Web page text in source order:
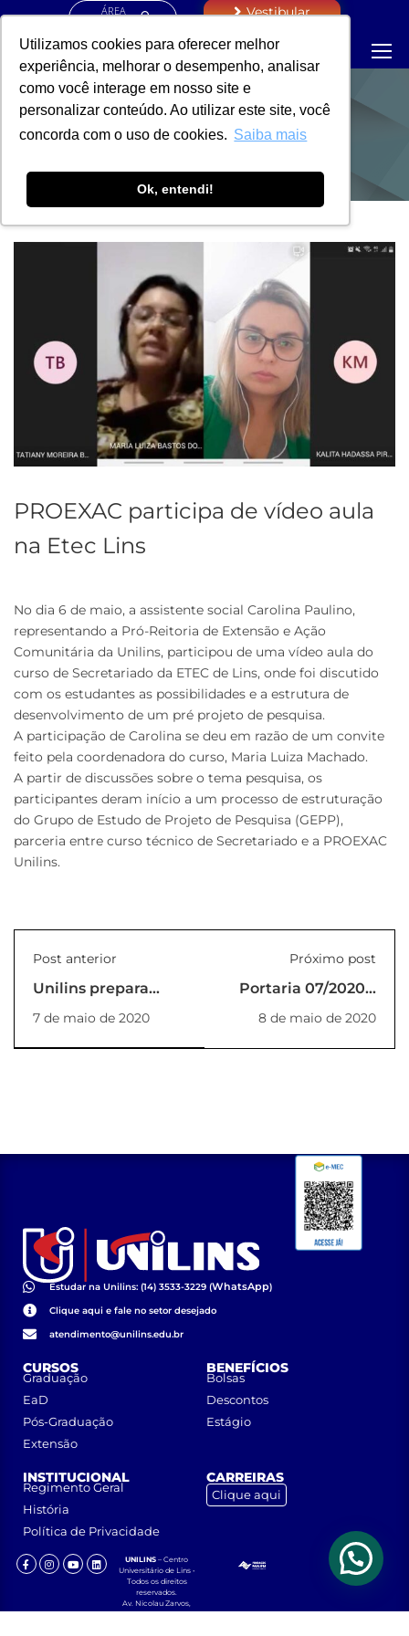
Utilizamos cookies para oferecer melhor
experiência, melhorar o desempenho, analisar
como você interage em nosso site e
personalizar conteúdo. Ao utilizar este site, você
concorda com o uso de cookies. Saiba mais
Ok, entendi!
ÁREA
Vestibular
NOTÍCIAS
PROEXAC participa de vídeo aula
na Etec Lins
No dia 6 de maio, a assistente social Carolina Paulino,
representando a Pró-Reitoria de Extensão e Ação
Comunitária da Unilins, participou de uma vídeo aula do
curso de Secretariado da ETEC de Lins, onde foi discutido
com os estudantes as possibilidades e a estrutura de
desenvolvimento de um pré projeto de pesquisa.
A participação de Carolina se deu em razão de um convite
feito pela coordenadora do curso, Maria Luiza Machado.
A partir de discussões sobre o tema pesquisa, os
participantes deram início a um processo de estruturação
do Grupo de Estudo de Projeto de Pesquisa (GEPP),
parceria entre curso técnico de Secretariado e a PROEXAC
Unilins.
Post anterior
Unilins prepara
nova campanha de
Vestibular
7 de maio de 2020
Próximo post
Portaria 07/2020 –
8 de maio de 2020
Estudar na Unilins: (14) 3533-3229 (WhatsApp)
Clique aqui e fale no setor desejado
atendimento@unilins.edu.br
CURSOS
Graduação
EaD
Pós-Graduação
Extensão
BENEFÍCIOS
Bolsas
Descontos
Estágio
INSTITUCIONAL
Regimento Geral
História
Política de Privacidade
CARREIRAS
Clique aqui
UNILINS – Centro
Universitário de Lins •
Todos os direitos
reservados.
Av. Nicolau Zarvos,
1925 – Jardim